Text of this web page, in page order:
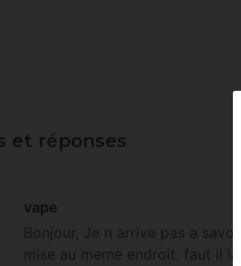
et réponses
vape
Bonjour, Je n arrive pas a
mise au meme endroit. faut il